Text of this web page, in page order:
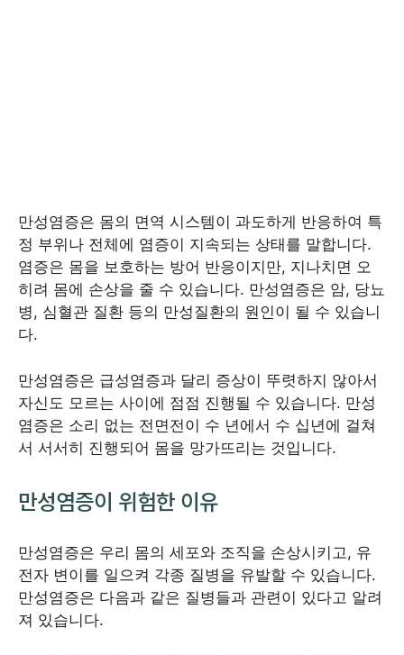
만성염증은 몸의 면역 시스템이 과도하게 반응하여 특
정 부위나 전체에 염증이 지속되는 상태를 말합니다.
염증은 몸을 보호하는 방어 반응이지만, 지나치면 오
히려 몸에 손상을 줄 수 있습니다. 만성염증은 암, 당뇨
병, 심혈관 질환 등의 만성질환의 원인이 될 수 있습니
다.
만성염증은 급성염증과 달리 증상이 뚜렷하지 않아서
자신도 모르는 사이에 점점 진행될 수 있습니다. 만성
염증은 소리 없는 전면전이 수 년에서 수 십년에 걸쳐
서 서서히 진행되어 몸을 망가뜨리는 것입니다.
만성염증이 위험한 이유
만성염증은 우리 몸의 세포와 조직을 손상시키고, 유
전자 변이를 일으켜 각종 질병을 유발할 수 있습니다.
만성염증은 다음과 같은 질병들과 관련이 있다고 알려
져 있습니다.